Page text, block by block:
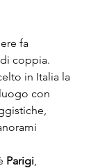
fa
coppia.
in Italia la
con
Parigi,